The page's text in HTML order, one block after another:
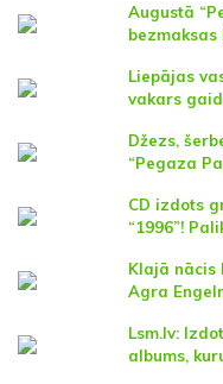
Augustā
Liepājas
vakars
Džezs,
“Pegaza
CD izdots
“1996”!
Klajā nācis
Agra
Lsm.lv:
albums,